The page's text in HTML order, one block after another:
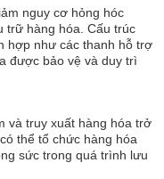
nguy cơ hỏng hóc
trữ hàng hóa. Cấu trúc
hợp như các thanh hỗ trợ
được bảo vệ và duy trì
và truy xuất hàng hóa trở
thể tổ chức hàng hóa
sức trong quá trình lưu